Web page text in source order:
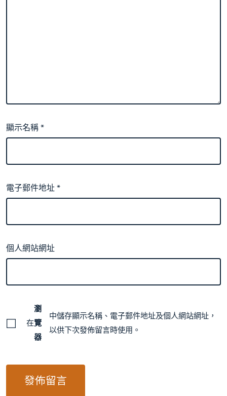
顯示名稱*
電子郵件地址*
個人網站網址
在
瀏
覽
器
中儲存顯示名稱、電子郵件地址及個人網站網址，
以供下次發佈留言時使用。